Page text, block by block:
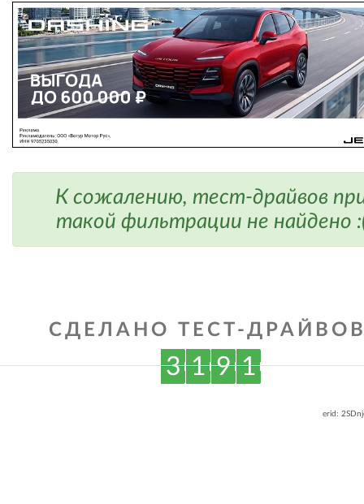
К сожалению, тест-драйвов
такой фильтрации не найдено
СДЕЛАНО ТЕСТ-
3 1 9 1
erid: